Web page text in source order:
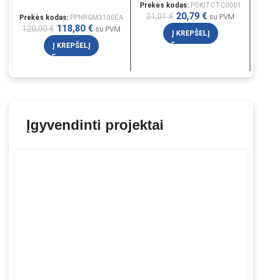
Prekės kodas: PPNRGM3100EA
120,00€ 118,80 € su PVM
Į KREPŠELĮ
Prekės kodas: PGKITCTC0001
21,01€ 20,79 € su PVM
Į KREPŠELĮ
Įgyvendinti projektai